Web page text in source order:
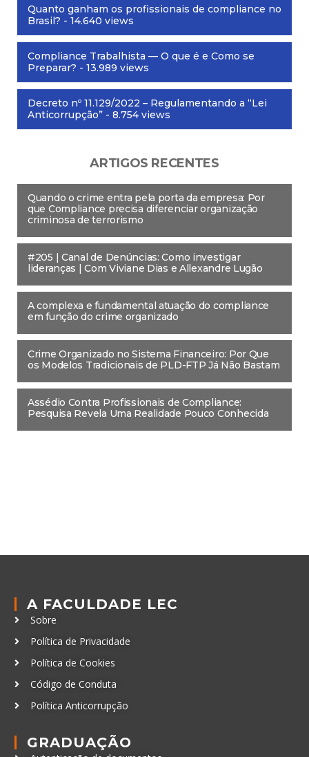
Quanto ganham os profissionais de compliance no
Brasil? - 14.640 views
Compliance Trabalhista — O que é e Como se
Preparar? - 13.989 views
Decreto nº 11.129/2022 – Regulamentando a “Lei
Anticorrupção” - 8.754 views
ARTIGOS RECENTES
Quando o crime entra pela porta da empresa: Por
que Compliance precisa diferenciar organização
criminosa de terrorismo
#205 | Canal de Denúncias: Como investigar
lideranças | Com Viviane Dias e Allexandre Lugão
A complexa e fundamental atuação do compliance
em função do crime organizado
Crime Organizado no Sistema Financeiro: Por Que
os Modelos Tradicionais de PLD-FTP Já Não Bastam
Assédio Contra Profissionais de Compliance:
Pesquisa Revela Uma Realidade Pouco Conhecida
A FACULDADE LEC
Sobre
Política de Privacidade
Política de Cookies
Código de Conduta
Política Anticorrupção
GRADUAÇÃO